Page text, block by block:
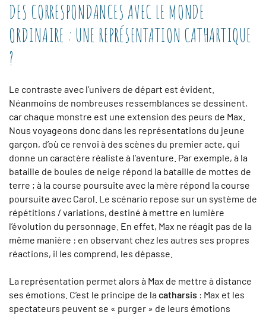
DES CORRESPONDANCES AVEC LE MONDE
ORDINAIRE : UNE REPRÉSENTATION CATHARTIQUE
?
Le contraste avec l’univers de départ est évident.
Néanmoins de nombreuses ressemblances se dessinent,
car chaque monstre est une extension des peurs de Max.
Nous voyageons donc dans les représentations du jeune
garçon, d’où ce renvoi à des scènes du premier acte, qui
donne un caractère réaliste à l’aventure. Par exemple, à la
bataille de boules de neige répond la bataille de mottes de
terre ; à la course poursuite avec la mère répond la course
poursuite avec Carol. Le scénario repose sur un système de
répétitions / variations, destiné à mettre en lumière
l’évolution du personnage. En effet, Max ne réagit pas de la
même manière : en observant chez les autres ses propres
réactions, il les comprend, les dépasse.
La représentation permet alors à Max de mettre à distance
ses émotions. C’est le principe de la catharsis : Max et les
spectateurs peuvent se « purger » de leurs émotions